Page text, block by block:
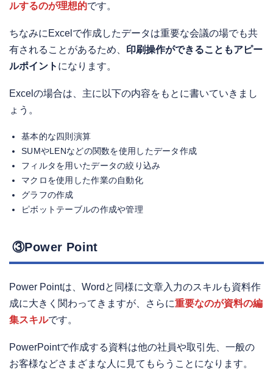
ルするのが理想的です。
ちなみにExcelで作成したデータは重要な会議の場でも共
有されることがあるため、 印刷操作ができることもアピー
ルポイント になります。
Excelの場合は、主に以下の内容をもとに書いていきまし
ょう。
基本的な四則演算
SUMやLENなどの関数を使用したデータ作成
フィルタを用いたデータの絞り込み
マクロを使用した作業の自動化
グラフの作成
ピボットテーブルの作成や管理
③Power Point
Power Pointは、Wordと同様に文章入力のスキルも資料作
成に大きく関わってきますが、さらに重要なのが資料の編
集スキルです。
PowerPointで作成する資料は他の社員や取引先、一般の
お客様などさまざまな人に見てもらうことになります。